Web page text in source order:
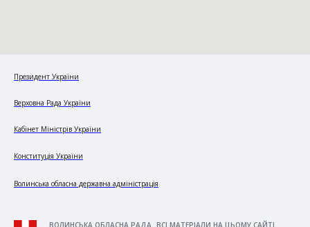
Президент України
Верховна Рада України
Кабінет Міністрів України
Конституція України
Волинська обласна державна адміністрація
ВОЛИНСЬКА ОБЛАСНА РАДА. ВСІ МАТЕРІАЛИ НА ЦЬОМУ САЙТІ